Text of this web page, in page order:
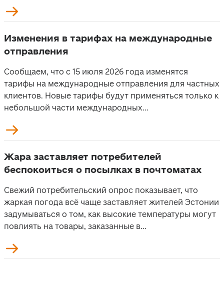
Изменения в тарифах на международные
отправления
Сообщаем, что с 15 июля 2026 года изменятся
тарифы на международные отправления для частных
клиентов. Новые тарифы будут применяться только к
небольшой части международных...
Жара заставляет потребителей
беспокоиться о посылках в почтоматах
Свежий потребительский опрос показывает, что
жаркая погода всё чаще заставляет жителей Эстонии
задумываться о том, как высокие температуры могут
повлиять на товары, заказанные в...